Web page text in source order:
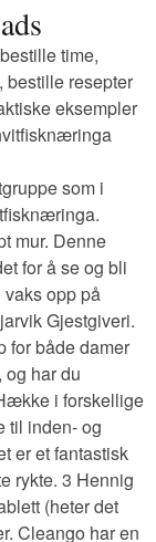
time,
bestille resepter
eksempler
som i
mur. Denne
for å se og bli
opp på
Gjestgiveri.
for både damer
og har du
i forskellige
til inden- og
er et fantastisk
rykte. 3 Hennig
(heter det
Cleango har en